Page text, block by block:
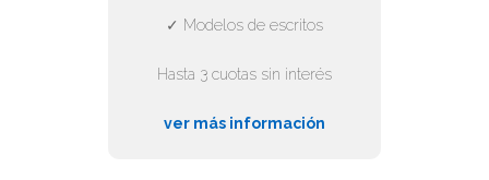
✓ Modelos de escritos
Hasta 3 cuotas sin interés
ver más información